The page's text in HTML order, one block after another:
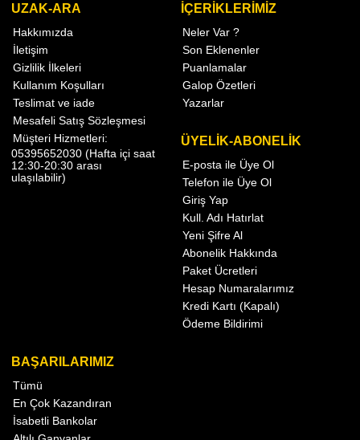
UZAK-ARA
Hakkımızda
İletişim
Gizlilik İlkeleri
Kullanım Koşulları
Teslimat ve iade
Mesafeli Satış Sözleşmesi
Müşteri Hizmetleri:
05395652030 (Hafta içi saat
12:30-20:30 arası
ulaşılabilir)
İÇERİKLERİMİZ
Neler Var ?
Son Eklenenler
Puanlamalar
Galop Özetleri
Yazarlar
ÜYELİK-ABONELİK
E-posta ile Üye Ol
Telefon ile Üye Ol
Giriş Yap
Kull. Adı Hatırlat
Yeni Şifre Al
Abonelik Hakkında
Paket Ücretleri
Hesap Numaralarımız
Kredi Kartı (Kapalı)
Ödeme Bildirimi
BAŞARILARIMIZ
Tümü
En Çok Kazandıran
İsabetli Bankolar